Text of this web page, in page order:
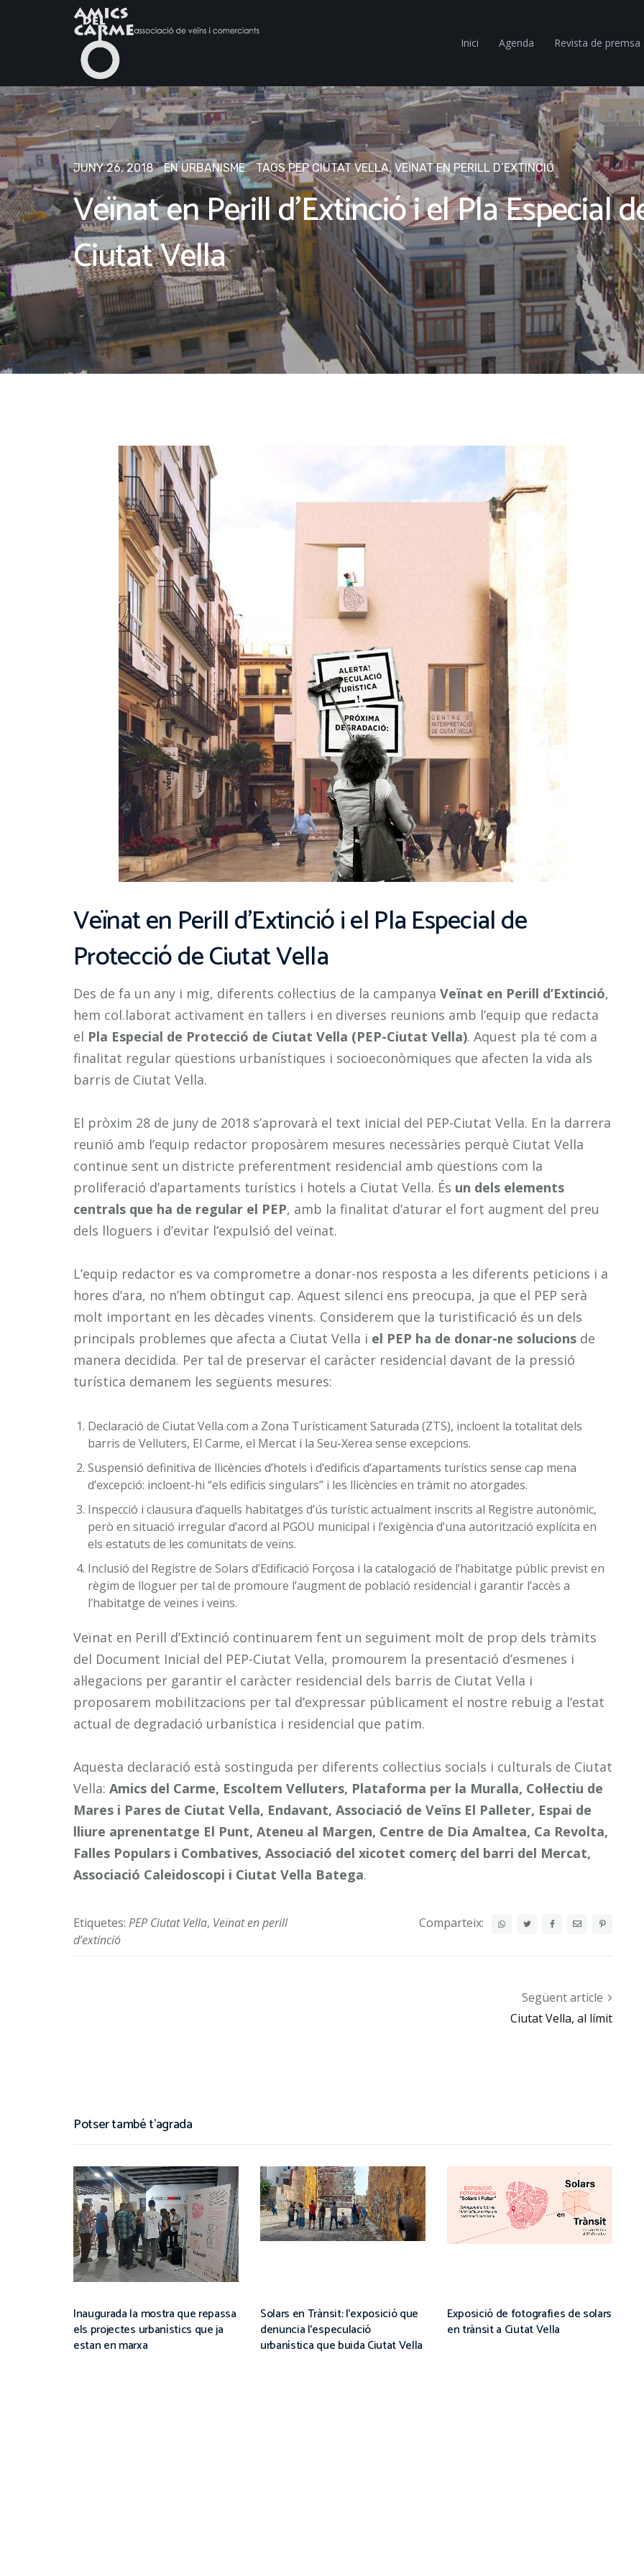
Inici Agenda Revista de
JUNY 26, 2018 ENURBANISME TAGSPEP CIUTAT VELLA, VEÏNAT EN PERILL D’EXTINCIÓ
Veïnat en Perill d’Extinció i el Pla Especial
Ciutat Vella
Veïnat en Perill d’Extinció i el Pla Especial de
Protecció de Ciutat Vella
Des de fa un any i mig, diferents col·lectius de la campanya Veïnat en Perill d’Extinció,
hem col.laborat activament en tallers i en diverses reunions amb l’equip que redacta
el Pla Especial de Protecció de Ciutat Vella (PEP-Ciutat Vella). Aquest pla té com a
finalitat regular qüestions urbanístiques i socioeconòmiques que afecten la vida als
barris de Ciutat Vella.
El pròxim 28 de juny de 2018 s’aprovarà el text inicial del PEP-Ciutat Vella. En la darrera
reunió amb l’equip redactor proposàrem mesures necessàries perquè Ciutat Vella
continue sent un districte preferentment residencial amb qüestions com la
proliferació d’apartaments turístics i hotels a Ciutat Vella. És un dels elements
centrals que ha de regular el PEP, amb la finalitat d’aturar el fort augment del preu
dels lloguers i d’evitar l’expulsió del veïnat.
L’equip redactor es va comprometre a donar-nos resposta a les diferents peticions i a
hores d’ara, no n’hem obtingut cap. Aquest silenci ens preocupa, ja que el PEP serà
molt important en les dècades vinents. Considerem que la turistificació és un dels
principals problemes que afecta a Ciutat Vella i el PEP ha de donar-ne solucions de
manera decidida. Per tal de preservar el caràcter residencial davant de la pressió
turística demanem les següents mesures:
Declaració de Ciutat Vella com a Zona Turísticament Saturada (ZTS), incloent la totalitat dels
barris de Velluters, El Carme, el Mercat i la Seu-Xerea sense excepcions.
Suspensió definitiva de llicències d’hotels i d’edificis d’apartaments turístics sense cap mena
d’excepció: incloent-hi “els edificis singulars” i les llicències en tràmit no atorgades.
Inspecció i clausura d’aquells habitatges d’ús turístic actualment inscrits al Registre autonòmic,
però en situació irregular d’acord al PGOU municipal i l’exigència d’una autorització explícita en
els estatuts de les comunitats de veïns.
Inclusió del Registre de Solars d’Edificació Forçosa i la catalogació de l’habitatge públic previst en
règim de lloguer per tal de promoure l’augment de població residencial i garantir l’accès a
l’habitatge de veïnes i veïns.
Veïnat en Perill d’Extinció continuarem fent un seguiment molt de prop dels tràmits
del Document Inicial del PEP-Ciutat Vella, promourem la presentació d’esmenes i
al·legacions per garantir el caràcter residencial dels barris de Ciutat Vella i
proposarem mobilitzacions per tal d’expressar públicament el nostre rebuig a l’estat
actual de degradació urbanística i residencial que patim.
Aquesta declaració està sostinguda per diferents col·lectius socials i culturals de Ciutat
Vella: Amics del Carme, Escoltem Velluters, Plataforma per la Muralla, Col·lectiu de
Mares i Pares de Ciutat Vella, Endavant, Associació de Veïns El Palleter, Espai de
lliure aprenentatge El Punt, Ateneu al Margen, Centre de Dia Amaltea, Ca Revolta,
Falles Populars i Combatives, Associació del xicotet comerç del barri del Mercat,
Associació Caleidoscopi i Ciutat Vella Batega.
Etiquetes: PEP Ciutat Vella, Veïnat en perill
d’extinció
Comparteix:
Següent article
Ciutat Vella, al límit
Potser també t'agrada
Inaugurada la mostra que repassa
els projectes urbanístics que ja
estan en marxa
Solars en Trànsit: l’exposició que
denuncia l’especulació
urbanística que buida Ciutat Vella
Exposició de fotografies de solars
en trànsit a Ciutat Vella